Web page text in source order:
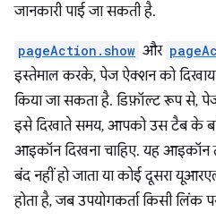
जानकारी पाई जा सकती है.
pageAction.show और
इस्तेमाल करके, पेज ऐक्शन को
किया जा सकता है. डिफ़ॉल्ट रूप से,
इसे दिखाते समय, आपको उस टैब के
आइकॉन दिखना चाहिए. यह
बंद नहीं हो जाता या कोई दूसरा
होता है, जब उपयोगकर्ता किसी लिंक